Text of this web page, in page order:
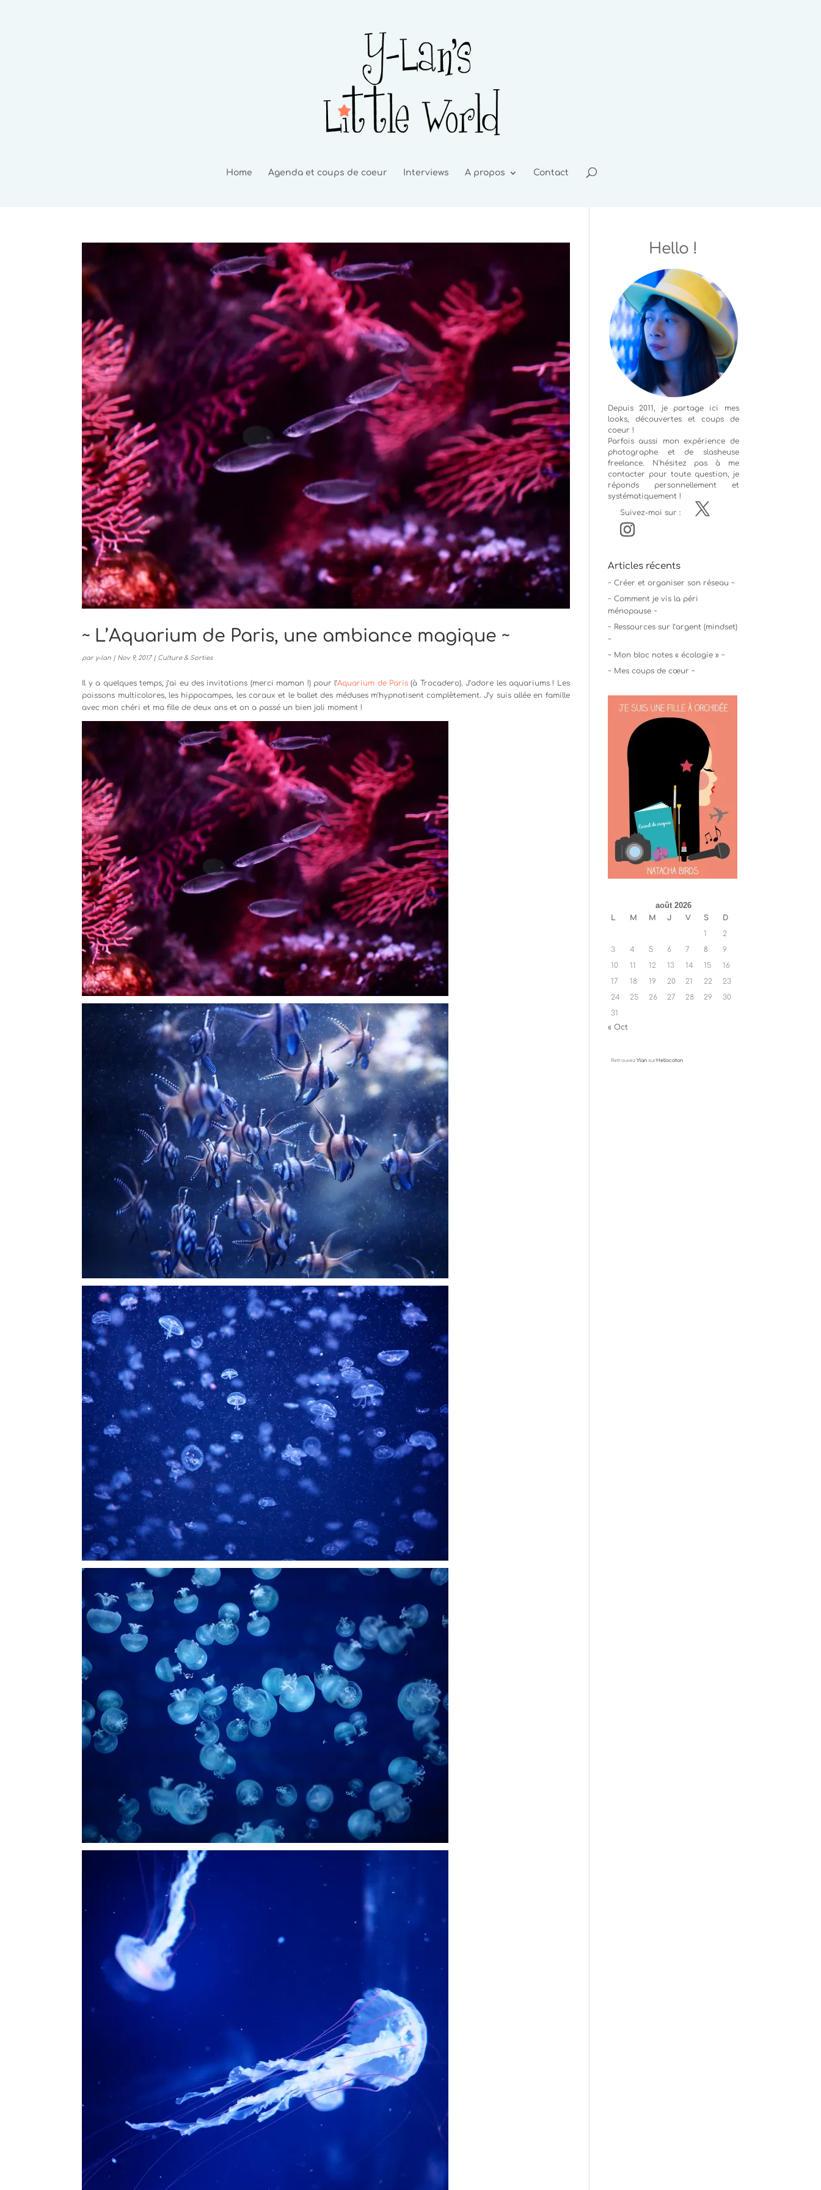
Home Agenda et coups de coeur Interviews A propos Contact
~ L’Aquarium de Paris, une ambiance magique ~
par y-lan | Nov 9, 2017| Culture & Sorties
Il y a quelques temps, j’ai eu des invitations (merci maman !) pour l’Aquarium de Paris (à Trocadero). J’adore les aquariums ! Les
poissons multicolores, les hippocampes, les coraux et le ballet des méduses m’hypnotisent complètement. J’y suis allée en famille
avec mon chéri et ma fille de deux ans et on a passé un bien joli moment !
Hello !
Depuis 2011, je partage ici mes
looks, découvertes et coups de
coeur !
Parfois aussi mon expérience de
photographeet de slasheuse
freelance. N'hésitez pas à me
contacter pour toute question, je
réponds personnellement et
systématiquement !
Suivez-moi sur :
Articles récents
~ Créer et organiser son réseau ~
~ Comment je vis la péri
ménopause ~
~ Ressources sur l’argent (mindset)
~
~ Mon bloc notes « écologie » ~
~ Mes coups de cœur ~
août 2026
L M M J V S
D
1
2
3
4 5 6 7 8
9
10
11 12 13 14 15
16
17
18 19 20 21 22
23
24
25 26 27 28 29
30
31
« Oct
Retrouvez Ylansur Hellocoton